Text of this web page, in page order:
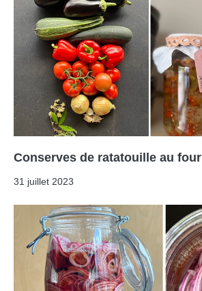
Conserves de ratatouille au four
31 juillet 2023